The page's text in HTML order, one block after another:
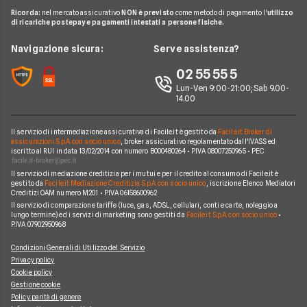
News
Contatti
Carta conto
Hello Bank!
Fineco
Revolut
Notizie Conti
Argomenti in evidenza Conti
Prodotti Conti
Ricorda: nel mercato assicurativoNON è previsto come metodo di pagamento l'utilizzo
di ricariche postepay e pagamenti intestati a persone fisiche.
Navigazione sicura: Serve assistenza?
02 55 55 5
Lun-Ven 9:00-21:00; Sab 9.00-
14.00
Il servizio di intermediazione assicurativa di Facile.it è gestito da Facile.it Broker di
assicurazioni S.p.A. con socio unico, broker assicurativo regolamentato dall'IVASS ed
iscritto al RUI in data 13/02/2014 con numero B000480264 • P.IVA 08007250965 • PEC
Il servizio di mediazione creditizia per i mutui e per il credito al consumo di Facile.it è
gestito da Facile.it Mediazione Creditizia S.p.A. con socio unico , iscrizione Elenco Mediatori
Creditizi OAM numero M201 • P.IVA 06158600962
Il servizio di comparazione tariffe (luce, gas, ADSL, cellulari, conti e carte, noleggio a
lungo termine) ed i servizi di marketing sono gestiti da Facile.it S.p.A. con socio unico•
P.IVA 07902950968
Condizioni Generali di Utilizzo del Servizio
Privacy policy
Cookie policy
Gestione cookie
Policy parità di genere